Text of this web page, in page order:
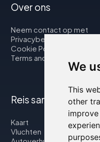
We
This
other
Over ons
Neem contact op met
Privacybeleid
Cookie Policy
Terms and Conditions
Reis samen met ons
Kaart
Vluchten